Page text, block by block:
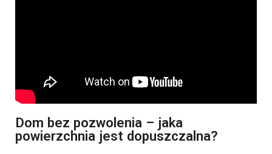
Dom bez pozwolenia – jaka
powierzchnia jest dopuszczalna?